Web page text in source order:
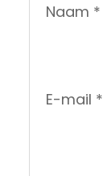
Naam *
E-mail *